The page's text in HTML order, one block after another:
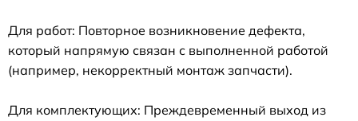
Для работ: Повторное возникновение дефекта,
который напрямую связан с выполненной работой
(например, некорректный монтаж запчасти).
Для комплектующих: Преждевременный выход из